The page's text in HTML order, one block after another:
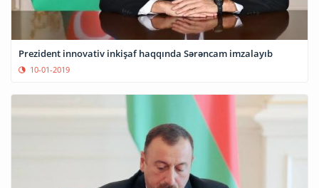
Prezident innovativ inkişaf haqqında Sərəncam imzalayıb
10-01-2019